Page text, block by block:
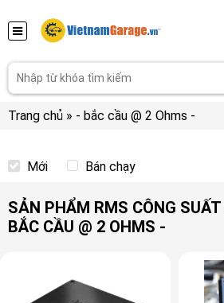
Trang chủ » - bắc cầu @ 2 Ohms -
Mới Bán chạy
SẢN PHẨM RMS CÔNG
BẮC CẦU @ 2 OHMS -